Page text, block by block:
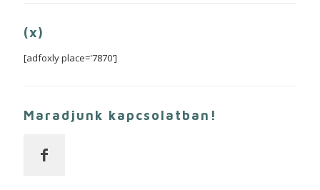
(x)
[adfoxly place='7870']
Maradjunk kapcsolatban!